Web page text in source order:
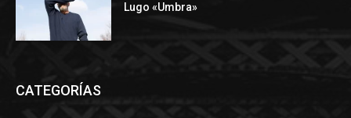
Lugo «Umbra»
CATEGORÍAS